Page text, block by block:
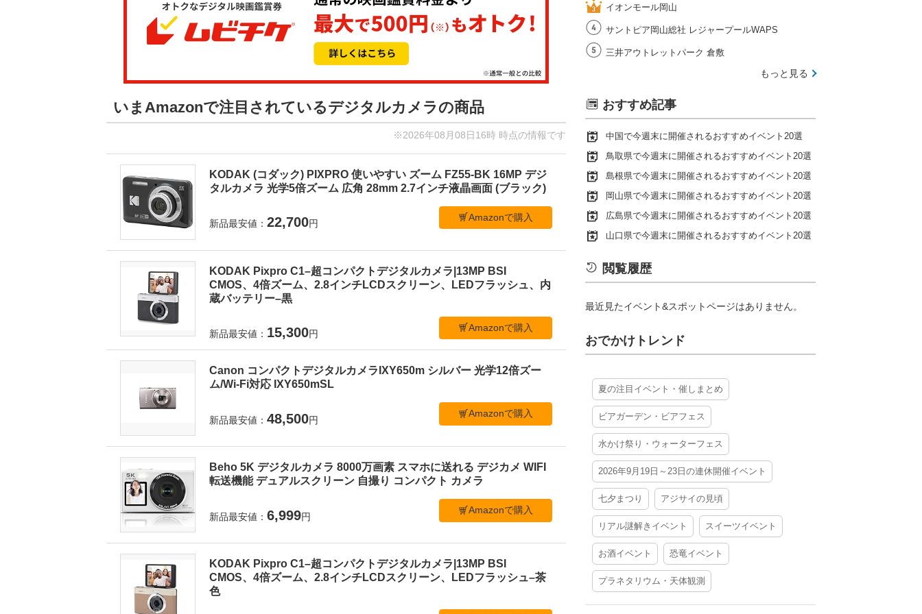
いまAmazonで注目されているデジタルカメラの商品
※2026年08月08日16時 時点の情報です
KODAK (コダック) PIXPRO 使いやすい ズーム FZ55-BK 16MP デジ
タルカメラ 光学5倍ズーム 広角 28mm 2.7インチ液晶画面 (ブラック)
新品最安値： 22,700円
Amazonで購入
KODAK Pixpro C1–超コンパクトデジタルカメラ|13MP BSI
CMOS、4倍ズーム、2.8インチLCDスクリーン、LEDフラッシュ、内
蔵バッテリー–黒
新品最安値： 15,300円
Amazonで購入
Canon コンパクトデジタルカメラIXY650m シルバー 光学12倍ズー
ム/Wi-Fi対応 IXY650mSL
新品最安値： 48,500円
Amazonで購入
Beho 5K デジタルカメラ 8000万画素 スマホに送れる デジカメ WIFI
転送機能 デュアルスクリーン 自撮り コンパクト カメラ
新品最安値： 6,999円
Amazonで購入
KODAK Pixpro C1–超コンパクトデジタルカメラ|13MP BSI
CMOS、4倍ズーム、2.8インチLCDスクリーン、LEDフラッシュ–茶
色
イオンモール岡山
サントピア岡山総社 レジャープールWAPS
三井アウトレットパーク 倉敷
もっと見る
おすすめ記事
中国で今週末に開催されるおすすめイベント20選
鳥取県で今週末に開催されるおすすめイベント20選
島根県で今週末に開催されるおすすめイベント20選
岡山県で今週末に開催されるおすすめイベント20選
広島県で今週末に開催されるおすすめイベント20選
山口県で今週末に開催されるおすすめイベント20選
閲覧履歴
最近見たイベント&スポットページはありません。
おでかけトレンド
夏の注目イベント・催しまとめ
ビアガーデン・ビアフェス
水かけ祭り・ウォーターフェス
2026年9月19日～23日の連休開催イベント
七夕まつり アジサイの見頃
リアル謎解きイベント スイーツイベント
お酒イベント 恐竜イベント
プラネタリウム・天体観測